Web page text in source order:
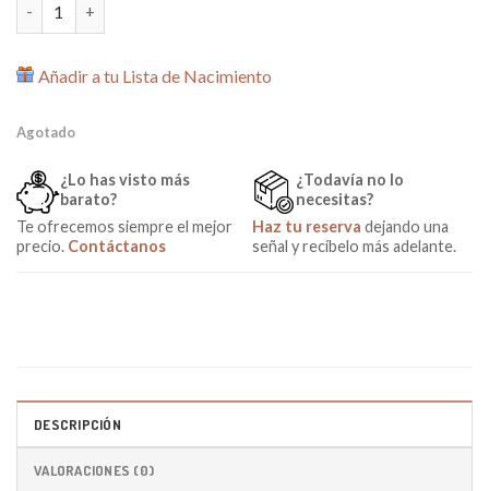
Añadir a tu Lista de Nacimiento
Agotado
¿Lo has visto más
barato?
Te ofrecemos siempre el mejor
precio. Contáctanos
¿Todavía no lo
necesitas?
Haz tu reserva dejando una
señal y recíbelo más adelante.
DESCRIPCIÓN
VALORACIONES (0)